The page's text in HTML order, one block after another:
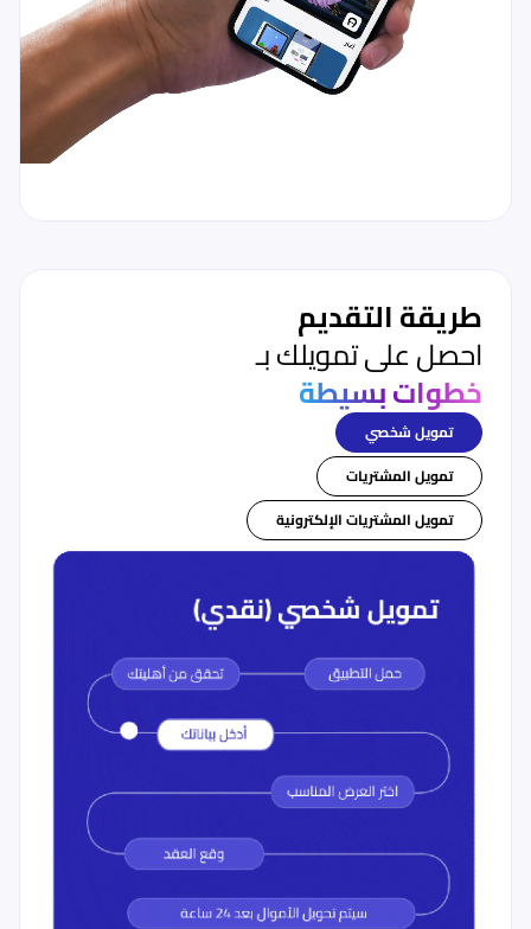
طريقة التقديم
احصل على تمويلك بـ
خطوات بسيطة
تمويل شخصي
تمويل المشتريات
تمويل المشتريات الإلكترونية